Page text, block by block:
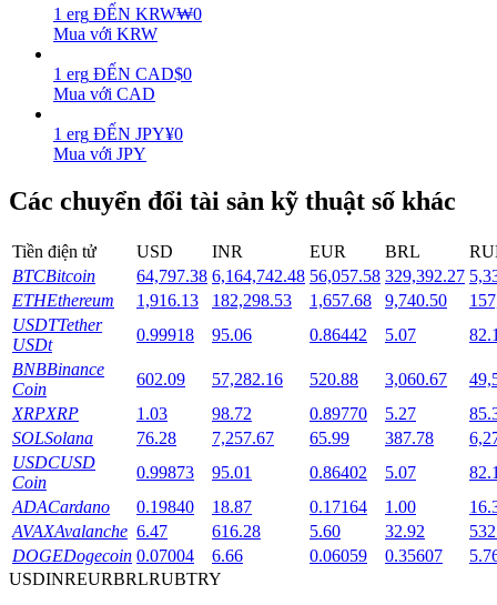
Staking
Lợi nhuận cao và truy cập ngay lập tức
Launchpool
1 erg ĐẾN KRW₩0
Mua với KRW
1 erg ĐẾN CAD$0
Mua với CAD
1 erg ĐẾN JPY¥0
Mua với JPY
Các chuyển đổi tài sản kỹ thuật số khác
Tiền điện tử USD INR EUR BRL
BTCBitcoin 64,797.38 6,164,742.48 56,057.58 329,392.27
ETHEthereum 1,916.13 182,298.53 1,657.68 9,740.50
USDTTether
USDt
0.99918 95.06 0.86442 5.07
BNBBinance
Coin
602.09 57,282.16 520.88 3,060.67
XRPXRP 1.03 98.72 0.89770 5.27
SOLSolana 76.28 7,257.67 65.99 387.78
USDCUSD
Coin
0.99873 95.01 0.86402 5.07
ADACardano 0.19840 18.87 0.17164 1.00
AVAXAvalanche 6.47 616.28 5.60 32.92
DOGEDogecoin 0.07004 6.66 0.06059 0.35607
USDINREURBRLRUBTRY